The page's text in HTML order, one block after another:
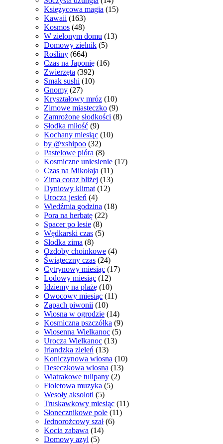
Księżycowa magia (15)
Kawaii (163)
Kosmos (48)
W zielonym domu (13)
Domowy zielnik (5)
Rośliny (664)
Czas na Japonię (16)
Zwierzęta (392)
Smak sushi (10)
Gnomy (27)
Kryształowy mróz (10)
Zimowe miasteczko (9)
Zamrożone słodkości (8)
Słodka miłość (9)
Kochany miesiąc (10)
by @xshipoo (32)
Pastelowe pióra (8)
Kosmiczne uniesienie (17)
Czas na Mikołaja (11)
Zima coraz bliżej (13)
Dyniowy klimat (12)
Urocza jesień (4)
Wiedźmia godzina (18)
Pora na herbatę (22)
Spacer po lesie (8)
Wędkarski czas (5)
Słodka zima (8)
Ozdoby choinkowe (4)
Świąteczny czas (24)
Cytrynowy miesiąc (17)
Lodowy miesiąc (12)
Idziemy na plażę (10)
Owocowy miesiąc (11)
Zapach piwonii (10)
Wiosna w ogrodzie (14)
Kosmiczna pszczółka (9)
Wiosenna Wielkanoc (5)
Urocza Wielkanoc (13)
Irlandzka zieleń (13)
Koniczynowa wiosna (10)
Deseczkowa wiosna (13)
Wiatrakowe tulipany (2)
Fioletowa muzyka (5)
Wesoły aksolotl (5)
Truskawkowy miesiąc (11)
Słonecznikowe pole (11)
Jednorożcowy szał (6)
Kocia zabawa (14)
Domowy azyl (5)